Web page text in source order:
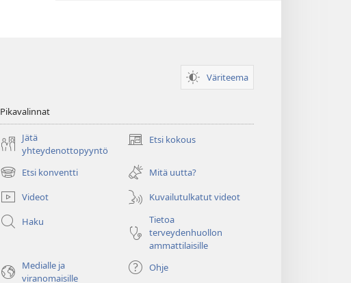
Väriteema
Pikavalinnat
Jätä
yhteydenottopyyntö
Etsi kokous
(avaa
ikkunan)
Etsi konventti
(avaa
uuden
ikkunan)
Mitä uutta?
Videot
Kuvailutulkatut videot
Haku
Tietoa
terveydenhuollon
ammattilaisille
Medialle ja
viranomaisille
Ohje